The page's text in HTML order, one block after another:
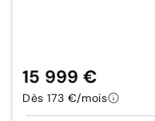
15 999 €
Dès 173 €/mois